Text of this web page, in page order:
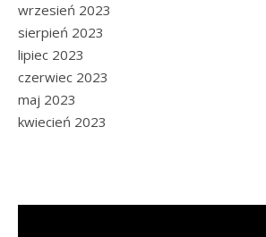
wrzesień 2023
sierpień 2023
lipiec 2023
czerwiec 2023
maj 2023
kwiecień 2023